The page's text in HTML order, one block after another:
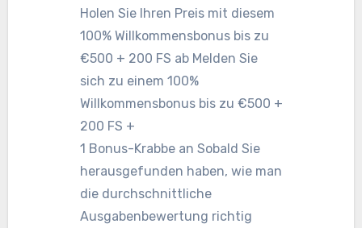
Holen Sie Ihren Preis mit diesem
100% Willkommensbonus bis zu
€500 + 200 FS ab Melden Sie
sich zu einem 100%
Willkommensbonus bis zu €500 +
200 FS +
1 Bonus-Krabbe an Sobald Sie
herausgefunden haben, wie man
die durchschnittliche
Ausgabenbewertung richtig